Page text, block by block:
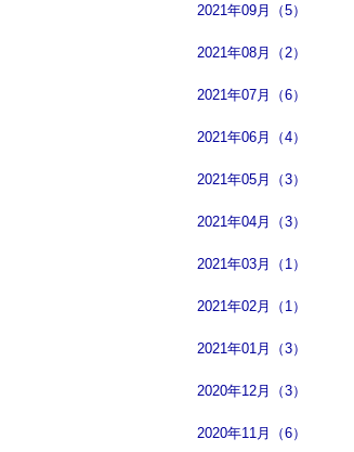
2021年09月（5）
2021年08月（2）
2021年07月（6）
2021年06月（4）
2021年05月（3）
2021年04月（3）
2021年03月（1）
2021年02月（1）
2021年01月（3）
2020年12月（3）
2020年11月（6）